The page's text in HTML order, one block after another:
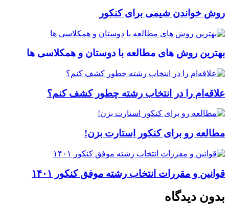
روش خواندن شیمی برای کنکور
بهترین روش های مطالعه با دوستان و همکلاسی ها
علاقه‌ام را در انتخاب رشته چطور کشف کنم؟
مطالعه رو برای کنکور استارت بزن!
قوانین و مقررات انتخاب رشته موفق کنکور ۱۴۰۱
بدون دیدگاه